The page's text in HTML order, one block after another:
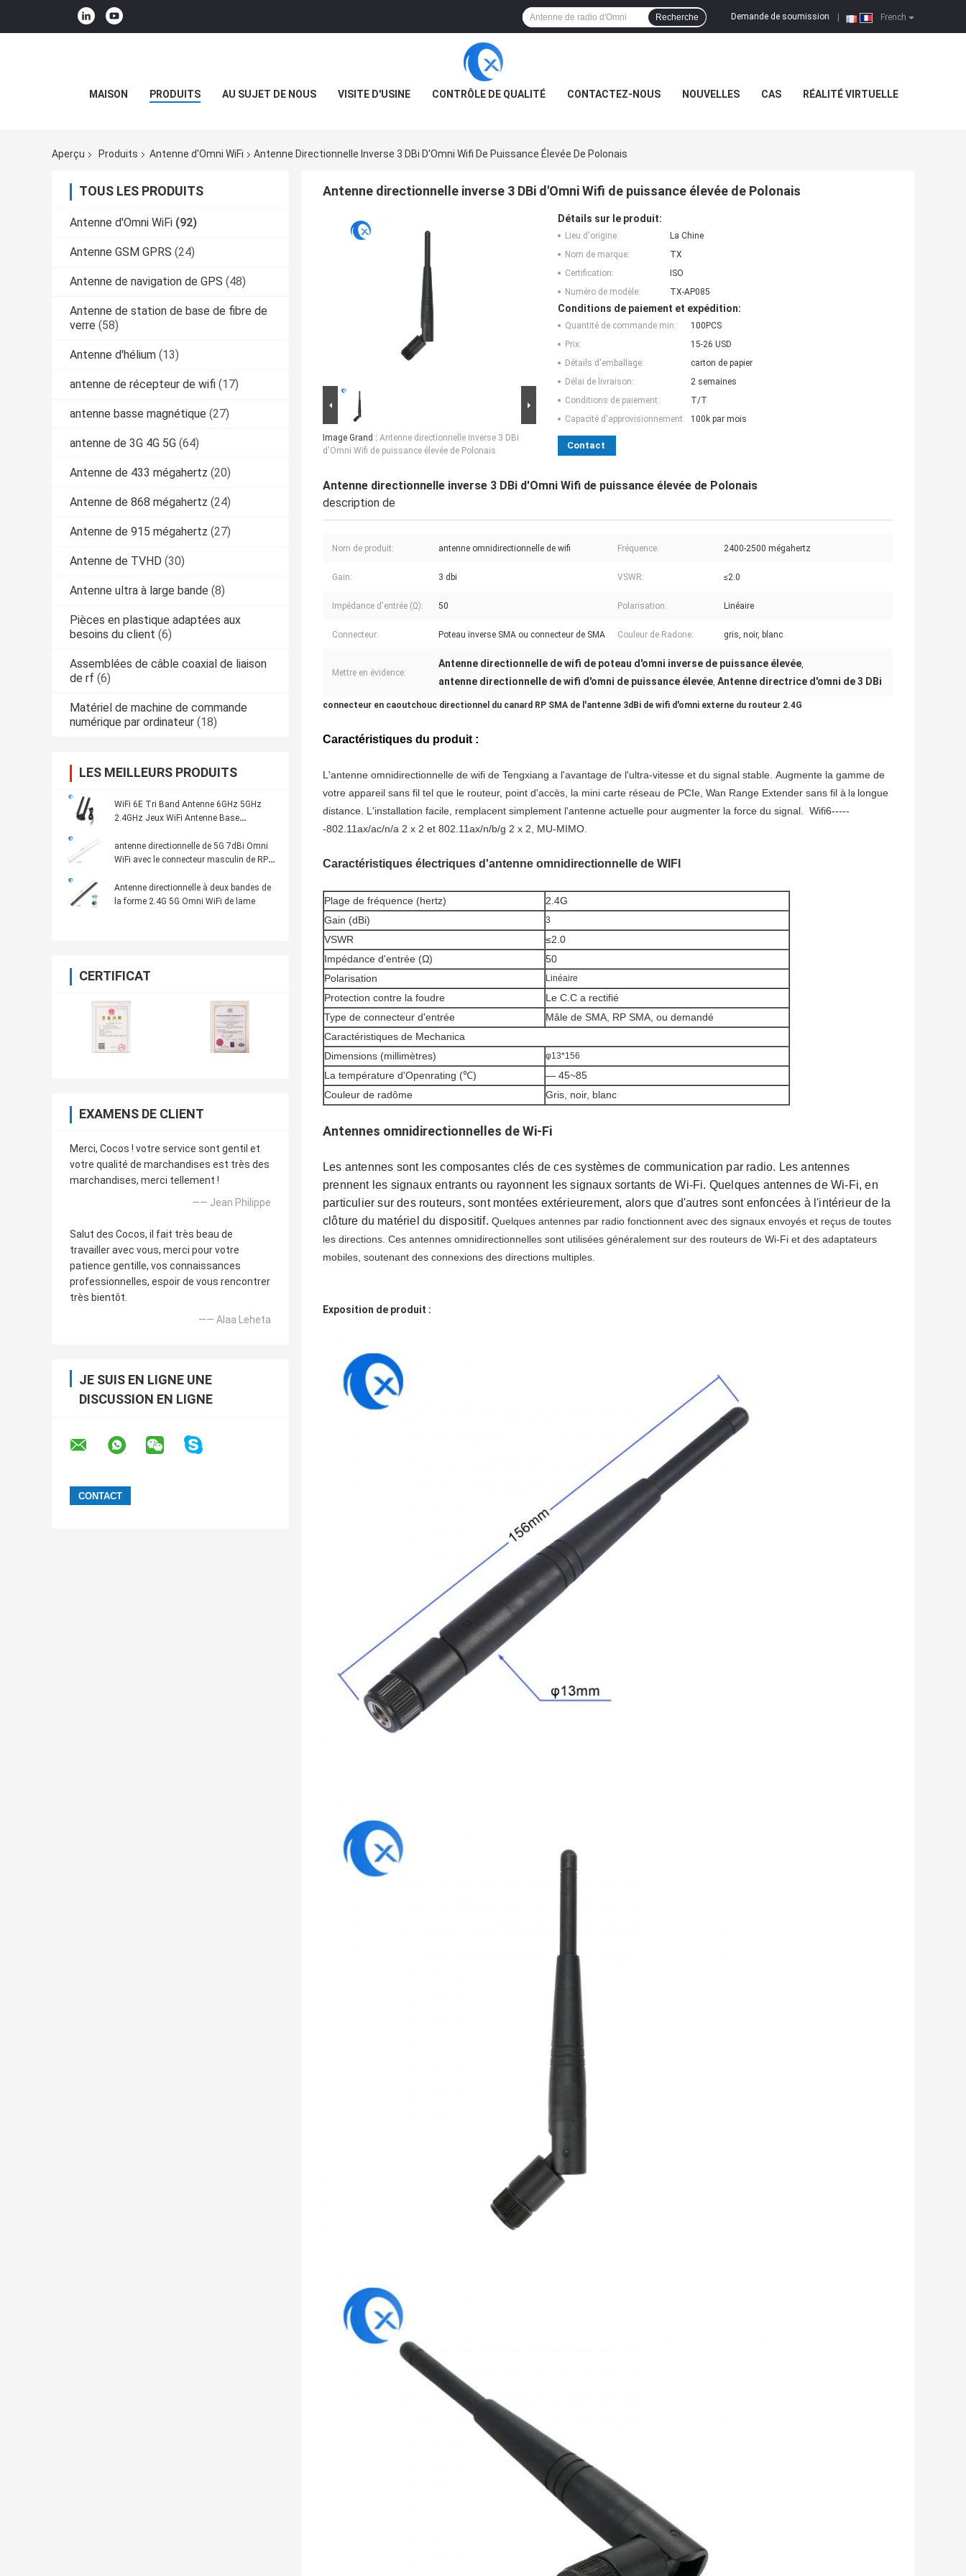
French
Demande de soumission
Recherche
MAISON PRODUITS AU SUJET DE NOUS VISITE D'USINE CONTRÔLE DE QUALITÉ CONTACTEZ-NOUS NOUVELLES CAS RÉALITÉ VIRTUELLE
Aperçu Produits Antenne d'Omni WiFi Antenne Directionnelle Inverse 3 DBi D'Omni Wifi De Puissance Élevée De Polonais
TOUS LES PRODUITS
Antenne d'Omni WiFi (92)
Antenne GSM GPRS (24)
Antenne de navigation de GPS (48)
Antenne de station de base de fibre de
verre (58)
Antenne d'hélium (13)
antenne de récepteur de wifi (17)
antenne basse magnétique (27)
antenne de 3G 4G 5G (64)
Antenne de 433 mégahertz (20)
Antenne de 868 mégahertz (24)
Antenne de 915 mégahertz (27)
Antenne de TVHD (30)
Antenne ultra à large bande (8)
Pièces en plastique adaptées aux
besoins du client (6)
Assemblées de câble coaxial de liaison
de rf (6)
Matériel de machine de commande
numérique par ordinateur (18)
LES MEILLEURS PRODUITS
WiFi 6E Tri Band Antenne 6GHz 5GHz
2.4GHz Jeux WiFi Antenne Base
antenne directionnelle de 5G 7dBi Omni
WiFi avec le connecteur masculin de RP
Antenne directionnelle à deux bandes de
la forme 2.4G 5G Omni WiFi de lame
CERTIFICAT
EXAMENS DE CLIENT
Merci, Cocos ! votre service sont gentil et
votre qualité de marchandises est très des
marchandises, merci tellement !
—— Jean Philippe
Salut des Cocos, il fait très beau de
travailler avec vous, merci pour votre
patience gentille, vos connaissances
professionnelles, espoir de vous rencontrer
très bientôt.
—— Alaa Leheta
JE SUIS EN LIGNE UNE
DISCUSSION EN LIGNE
Antenne directionnelle inverse 3 DBi d'Omni Wifi de puissance élevée de Polonais
Image Grand : Antenne directionnelle inverse 3 DBi
d'Omni Wifi de puissance élevée de Polonais
Détails sur le produit:
Lieu d'origine:
La Chine
Nom de marque:
TX
Certification:
ISO
Numéro de modèle:
TX-AP085
Conditions de paiement et expédition:
Quantité de commande min:
100PCS
Prix:
15-26 USD
Détails d'emballage:
carton de papier
Délai de livraison:
2 semaines
Conditions de paiement:
T/T
Capacité d'approvisionnement:
100k par mois
Contact
Antenne directionnelle inverse 3 DBi d'Omni Wifi de puissance élevée de Polonais
description de
Nom de produit: antenne omnidirectionnelle de wifi Fréquence: 2400-2500 mégahertz
Gain: 3 dbi VSWR: ≤2.0
Impédance d'entrée (Ω): 50 Polarisation: Linéaire
Connecteur: Poteau inverse SMA ou connecteur de SMA Couleur de Radone: gris, noir, blanc
Mettre en évidence:
Antenne directionnelle de wifi de poteau d'omni inverse de puissance élevée,
antenne directionnelle de wifi d'omni de puissance élevée, Antenne directrice d'omni de 3 DBi
connecteur en caoutchouc directionnel du canard RP SMA de l'antenne 3dBi de wifi d'omni externe du routeur 2.4G
Caractéristiques du produit :
L'antenne omnidirectionnelle de wifi de Tengxiang a l'avantage de l'ultra-vitesse et du signal stable. Augmente la gamme de
votre appareil sans fil tel que le routeur, point d'accès, la mini carte réseau de PCIe, Wan Range Extender sans fil à la longue
distance. L'installation facile, remplacent simplement l'antenne actuelle pour augmenter la force du signal. Wifi6-----
-802.11ax/ac/n/a 2 x 2 et 802.11ax/n/b/g 2 x 2, MU-MIMO.
Caractéristiques électriques d'antenne omnidirectionnelle de WIFI
Plage de fréquence (hertz)
2.4G
Gain (dBi)
3
VSWR
≤2.0
Impédance d'entrée (Ω)
50
Polarisation
Linéaire
Protection contre la foudre
Le C.C a rectifié
Type de connecteur d'entrée
Mâle de SMA, RP SMA, ou demandé
Caractéristiques de Mechanica
Dimensions (millimètres)
φ13*156
La température d'Openrating (℃)
— 45~85
Couleur de radôme
Gris, noir, blanc
Antennes omnidirectionnelles de Wi-Fi
Les antennes sont les composantes clés de ces systèmes de communication par radio. Les antennes
prennent les signaux entrants ou rayonnent les signaux sortants de Wi-Fi. Quelques antennes de Wi-Fi, en
particulier sur des routeurs, sont montées extérieurement, alors que d'autres sont enfoncées à l'intérieur de la
clôture du matériel du dispositif. Quelques antennes par radio fonctionnent avec des signaux envoyés et reçus de toutes
les directions. Ces antennes omnidirectionnelles sont utilisées généralement sur des routeurs de Wi-Fi et des adaptateurs
mobiles, soutenant des connexions des directions multiples.
Exposition de produit :